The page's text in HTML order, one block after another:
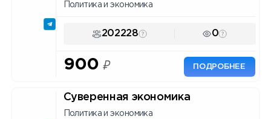
Политика и экономика
202228 0
900 ₽ ПОДРОБНЕЕ
Суверенная экономика
Политика и экономика